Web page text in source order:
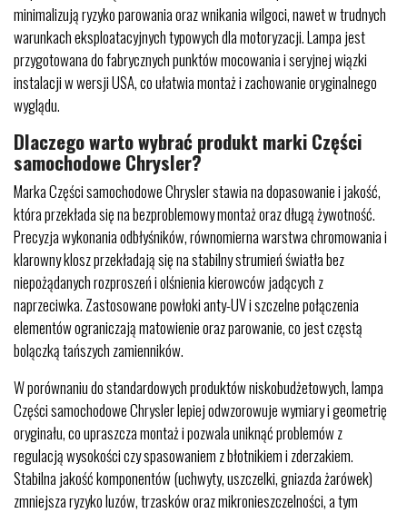
minimalizują ryzyko parowania oraz wnikania wilgoci, nawet w trudnych
warunkach eksploatacyjnych typowych dla motoryzacji. Lampa jest
przygotowana do fabrycznych punktów mocowania i seryjnej wiązki
instalacji w wersji USA, co ułatwia montaż i zachowanie oryginalnego
wyglądu.
Dlaczego warto wybrać produkt marki Części
samochodowe Chrysler?
Marka Części samochodowe Chrysler stawia na dopasowanie i jakość,
która przekłada się na bezproblemowy montaż oraz długą żywotność.
Precyzja wykonania odbłyśników, równomierna warstwa chromowania i
klarowny klosz przekładają się na stabilny strumień światła bez
niepożądanych rozproszeń i olśnienia kierowców jadących z
naprzeciwka. Zastosowane powłoki anty-UV i szczelne połączenia
elementów ograniczają matowienie oraz parowanie, co jest częstą
bolączką tańszych zamienników.
W porównaniu do standardowych produktów niskobudżetowych, lampa
Części samochodowe Chrysler lepiej odwzorowuje wymiary i geometrię
oryginału, co upraszcza montaż i pozwala uniknąć problemów z
regulacją wysokości czy spasowaniem z błotnikiem i zderzakiem.
Stabilna jakość komponentów (uchwyty, uszczelki, gniazda żarówek)
zmniejsza ryzyko luzów, trzasków oraz mikronieszczelności, a tym